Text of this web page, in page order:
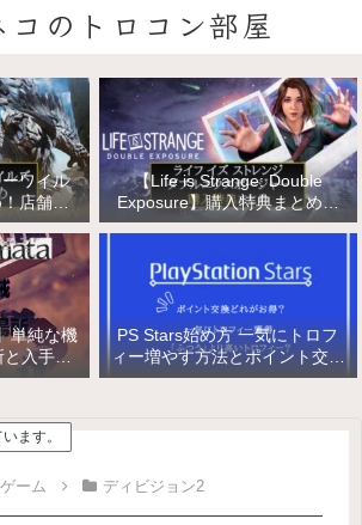
コのトロコン部屋
ワイル
店舗特
！
【Life is Strange: Double
Exposure】購入特典まとめ！
店舗特典・店舗価格比較！ライ
スポージャー
単純な機
入手方
な機械の
PS Stars始め方 一気にトロフ
ィー増やす方法とポイント交換
【PlayStation Stars】
ます。
ゲーム ディビジョン2